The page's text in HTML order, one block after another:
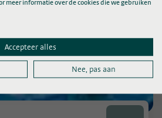
meer informatie over de cookies die we gebruiken
Accepteer alles
Nee, pas aan